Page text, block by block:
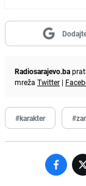
Radiosarajevo.ba
mreža Twitter |
#karakter